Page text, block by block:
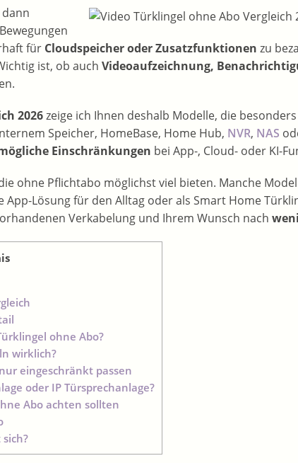
für Cloudspeicher oder Zusatzfunktionen zu
ist, ob auch Videoaufzeichnung,
2026zeige ich Ihnen deshalb Modelle, die
Speicher, HomeBase, Home Hub, NVR, NAS
Einschränkungen bei App-, Cloud- oder KI-
ohne Pflichtabo möglichst viel bieten. Manche
App-Lösung für den Alltag oder als Smart Home
Verkabelung und Ihrem Wunsch nach
ohne Abo?
wirklich?
eingeschränkt passen
oder IP Türsprechanlage?
Abo achten sollten